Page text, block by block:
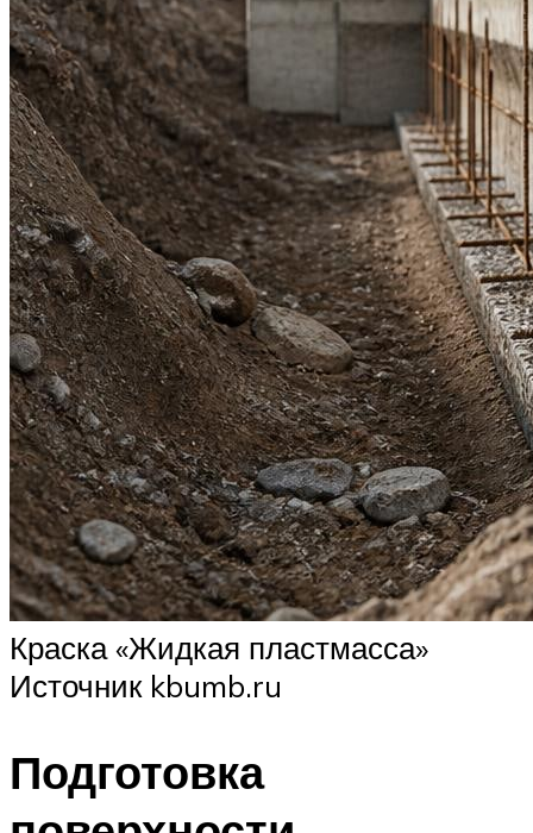
Краска «Жидкая пластмасса»
Источник kbumb.ru
Подготовка